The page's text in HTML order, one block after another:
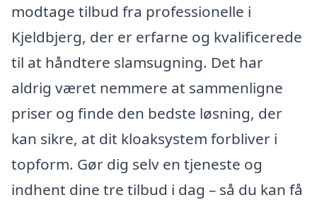
modtage tilbud fra professionelle i
Kjeldbjerg, der er erfarne og kvalificerede
til at håndtere slamsugning. Det har
aldrig været nemmere at sammenligne
priser og finde den bedste løsning, der
kan sikre, at dit kloaksystem forbliver i
topform. Gør dig selv en tjeneste og
indhent dine tre tilbud i dag – så du kan få